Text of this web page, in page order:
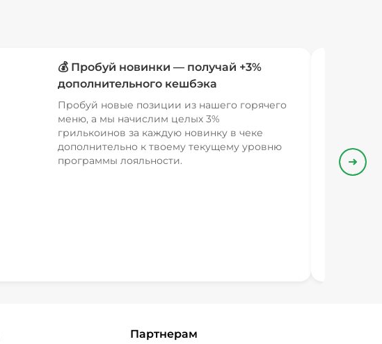
💰 Пробуй новинки — получай +3%
дополнительного кешбэка
Пробуй новые позиции из нашего горячего
меню, а мы начислим целых 3%
грилькоинов за каждую новинку в чеке
дополнительно к твоему текущему уровню
программы лояльности.
Партнерам